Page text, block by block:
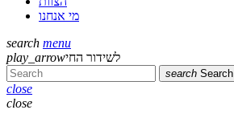
מי אנחנו
search menu
play_arrowלשידור החי
search Search
close
close